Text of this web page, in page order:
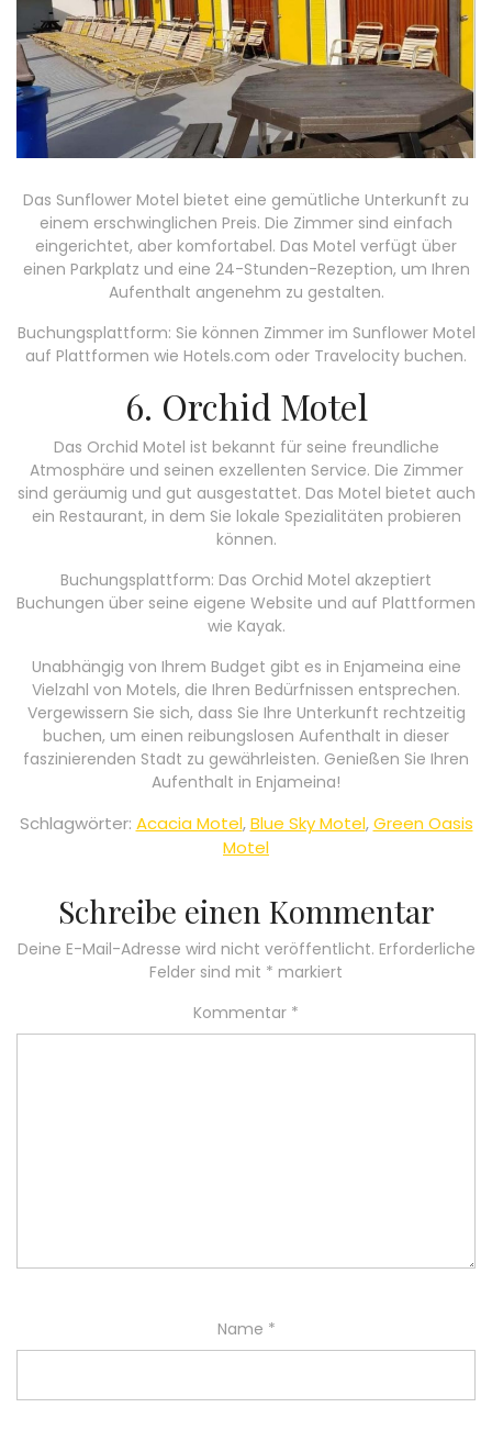
Das Sunflower Motel bietet eine gemütliche Unterkunft zu
einem erschwinglichen Preis. Die Zimmer sind einfach
eingerichtet, aber komfortabel. Das Motel verfügt über
einen Parkplatz und eine 24-Stunden-Rezeption, um Ihren
Aufenthalt angenehm zu gestalten.
Buchungsplattform: Sie können Zimmer im Sunflower Motel
auf Plattformen wie Hotels.com oder Travelocity buchen.
6. Orchid Motel
Das Orchid Motel ist bekannt für seine freundliche
Atmosphäre und seinen exzellenten Service. Die Zimmer
sind geräumig und gut ausgestattet. Das Motel bietet auch
ein Restaurant, in dem Sie lokale Spezialitäten probieren
können.
Buchungsplattform: Das Orchid Motel akzeptiert
Buchungen über seine eigene Website und auf Plattformen
wie Kayak.
Unabhängig von Ihrem Budget gibt es in Enjameina eine
Vielzahl von Motels, die Ihren Bedürfnissen entsprechen.
Vergewissern Sie sich, dass Sie Ihre Unterkunft rechtzeitig
buchen, um einen reibungslosen Aufenthalt in dieser
faszinierenden Stadt zu gewährleisten. Genießen Sie Ihren
Aufenthalt in Enjameina!
Schlagwörter: Acacia Motel,Blue Sky Motel,Green Oasis
Motel
Schreibe einen Kommentar
Deine E-Mail-Adresse wird nicht veröffentlicht. Erforderliche
Felder sind mit * markiert
Kommentar *
Name *